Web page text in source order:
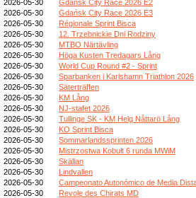
2026-05-30
Gdańsk City Race 2026 E2
2026-05-30
Gdańsk City Race 2026 E3
2026-05-30
Régionale Sprint Bisca
2026-05-30
12. Trzebnickie Dni Rodziny
2026-05-30
MTBO Närtävling
2026-05-30
Höga Kusten Tredagars Lång
2026-05-30
World Cup Round #2 - Sprint
2026-05-30
Sparbanken i Karlshamn Triathlon 2026
2026-05-30
Säterträffen
2026-05-30
KM Lång
2026-05-30
NJ-stafet 2026
2026-05-30
Tullinge SK - KM Helg Nåttarö Lång
2026-05-30
KO Sprint Bisca
2026-05-30
Sommarlandssprinten 2026
2026-05-30
Mistrzostwa Kobułt 6 runda MWiM
2026-05-30
Skällan
2026-05-30
Lindvallen
2026-05-30
Campeonato Autonómico de Media
2026-05-30
Revole des Chirats MD